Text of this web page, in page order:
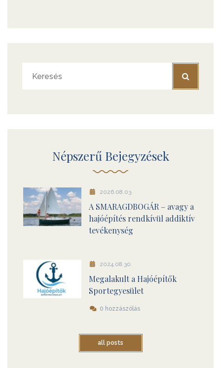
Népszerű Bejegyzések
2026.08.03.
A SMARAGDBOGÁR – avagy a
hajóépítés rendkívül addiktív
tevékenység
2024.08.30.
Megalakult a Hajóépítők
Sportegyesület
0 hozzászólás
all posts